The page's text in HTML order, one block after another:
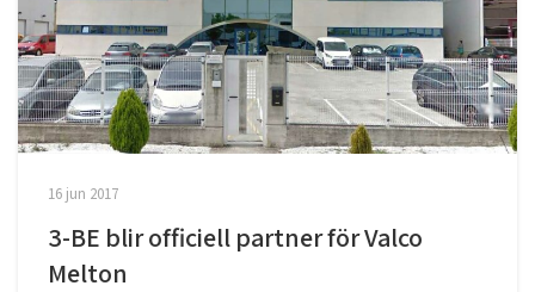
16 jun 2017
3-BE blir officiell partner för Valco
Melton